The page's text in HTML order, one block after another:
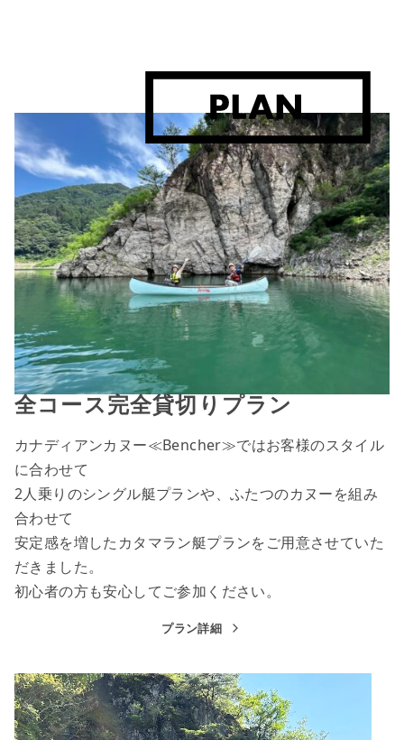
全コース完全貸切りプラン
カナディアンカヌー≪Bencher≫ではお客様のスタイル
に合わせて
2人乗りのシングル艇プランや、ふたつのカヌーを組み
合わせて
安定感を増したカタマラン艇プランをご用意させていた
だきました。
初心者の方も安心してご参加ください。
プラン詳細